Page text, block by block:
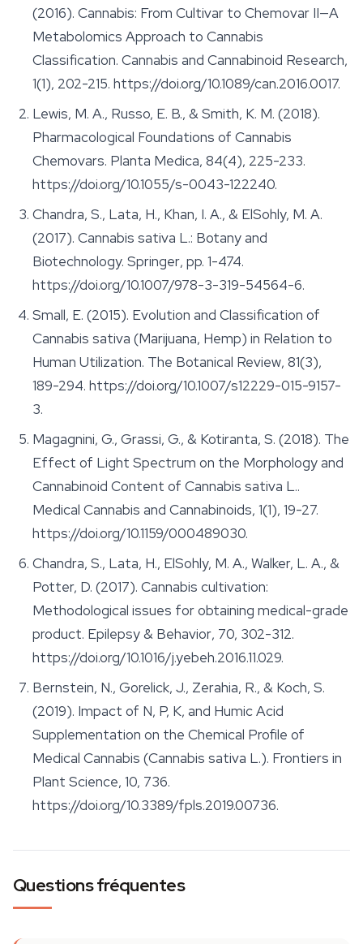
(2016). Cannabis: From Cultivar to Chemovar II—A
Metabolomics Approach to Cannabis
Classification. Cannabis and Cannabinoid Research,
1(1), 202-215. https://doi.org/10.1089/can.2016.0017.
Lewis, M. A., Russo, E. B., & Smith, K. M. (2018).
Pharmacological Foundations of Cannabis
Chemovars. Planta Medica, 84(4), 225-233.
https://doi.org/10.1055/s-0043-122240.
Chandra, S., Lata, H., Khan, I. A., & ElSohly, M. A.
(2017). Cannabis sativa L.: Botany and
Biotechnology. Springer, pp. 1-474.
https://doi.org/10.1007/978-3-319-54564-6.
Small, E. (2015). Evolution and Classification of
Cannabis sativa (Marijuana, Hemp) in Relation to
Human Utilization. The Botanical Review, 81(3),
189-294. https://doi.org/10.1007/s12229-015-9157-
3.
Magagnini, G., Grassi, G., & Kotiranta, S. (2018). The
Effect of Light Spectrum on the Morphology and
Cannabinoid Content of Cannabis sativa L..
Medical Cannabis and Cannabinoids, 1(1), 19-27.
https://doi.org/10.1159/000489030.
Chandra, S., Lata, H., ElSohly, M. A., Walker, L. A., &
Potter, D. (2017). Cannabis cultivation:
Methodological issues for obtaining medical-grade
product. Epilepsy & Behavior, 70, 302-312.
https://doi.org/10.1016/j.yebeh.2016.11.029.
Bernstein, N., Gorelick, J., Zerahia, R., & Koch, S.
(2019). Impact of N, P, K, and Humic Acid
Supplementation on the Chemical Profile of
Medical Cannabis (Cannabis sativa L.). Frontiers in
Plant Science, 10, 736.
https://doi.org/10.3389/fpls.2019.00736.
Questions fréquentes